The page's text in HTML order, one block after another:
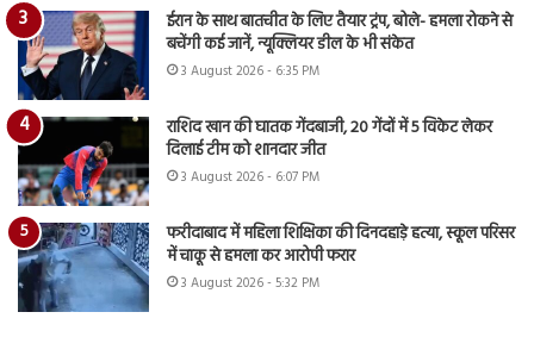
ईरान के साथ बातचीत के लिए तैयार ट्रंप, बोले- हमला रोकने से
बचेंगी कई जानें, न्यूक्लियर डील के भी संकेत
3 August 2026 - 6:35 PM
राशिद खान की घातक गेंदबाजी, 20 गेंदों में 5 विकेट लेकर
दिलाई टीम को शानदार जीत
3 August 2026 - 6:07 PM
फरीदाबाद में महिला शिक्षिका की दिनदहाड़े हत्या, स्कूल परिसर
में चाकू से हमला कर आरोपी फरार
3 August 2026 - 5:32 PM